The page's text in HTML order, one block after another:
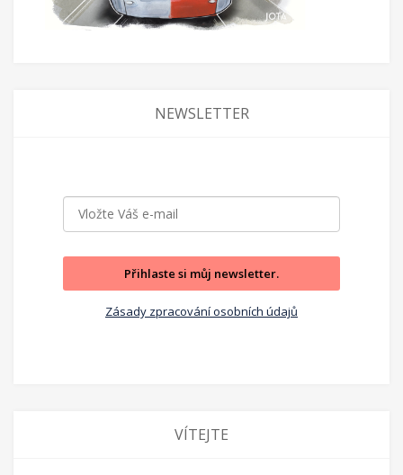
NEWSLETTER
Přihlaste si můj newsletter.
Zásady zpracování osobních údajů
VÍTEJTE